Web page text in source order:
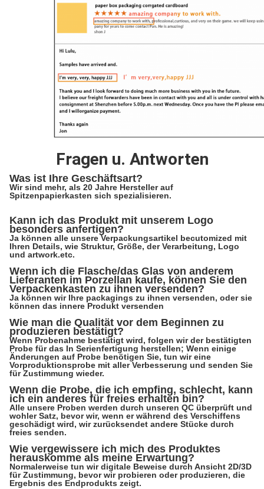
Fragen u. Antworten
Was ist Ihre Geschäftsart?
Wir sind mehr, als 20 Jahre Hersteller auf
Spitzenpapierkasten sich spezialisieren.
Kann ich das Produkt mit unserem Logo
besonders anfertigen?
Ja können alle unsere Verpackungsartikel becutomized mit
Ihren Details, wie Struktur, Größe, der Verarbeitung, Logo
und artwork.etc.
Wenn ich die Flasche/das Glas von anderem
Lieferanten im Porzellan kaufe, können Sie den
Verpackenkasten zu ihnen versenden?
Ja können wir Ihre packagings zu ihnen versenden, oder sie
können das innere Produkt versenden
Wie man die Qualität vor dem Beginnen zu
produzieren bestätigt?
Wenn Probenahme bestätigt wird, folgen wir der bestätigten
Probe für das In Serienfertigung herstellen; Wenn einige
Änderungen auf Probe benötigen Sie, tun wir eine
Vorproduktionsprobe mit aller Verbesserung und senden Sie
für Zustimmung wieder.
Wenn die Probe, die ich empfing, schlecht, kann
ich ein anderes für freies erhalten bin?
Alle unsere Proben werden durch unseren QC überprüft und
wohler Satz, bevor wir, wenn er während des Verschiffens
geschädigt wird, wir zurücksendet andere Stücke durch
freies senden.
Wie vergewissere ich mich des Produktes
herauskomme als meine Erwartung?
Normalerweise tun wir digitale Beweise durch Ansicht 2D/3D
für Zustimmung, bevor wir probieren oder produzieren, die
Ergebnis des Endprodukts zeigt.